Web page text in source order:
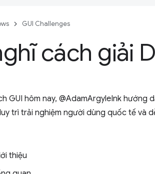
GUI Challenges
cách giải
GUI hôm nay, @AdamArgyleInk
trì trải nghiệm người dùng quốc tế và
thiệu